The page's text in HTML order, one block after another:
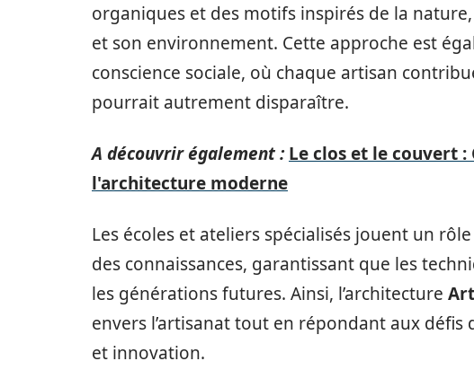
organiques et des motifs inspirés de la
et son environnement. Cette approche est
conscience sociale, où chaque artisan
pourrait autrement disparaître.
A découvrir également : Le clos et le couvert
l'architecture moderne
Les écoles et ateliers spécialisés jouent un
des connaissances, garantissant que les
les générations futures. Ainsi, l’architecture
envers l’artisanat tout en répondant aux
et innovation.